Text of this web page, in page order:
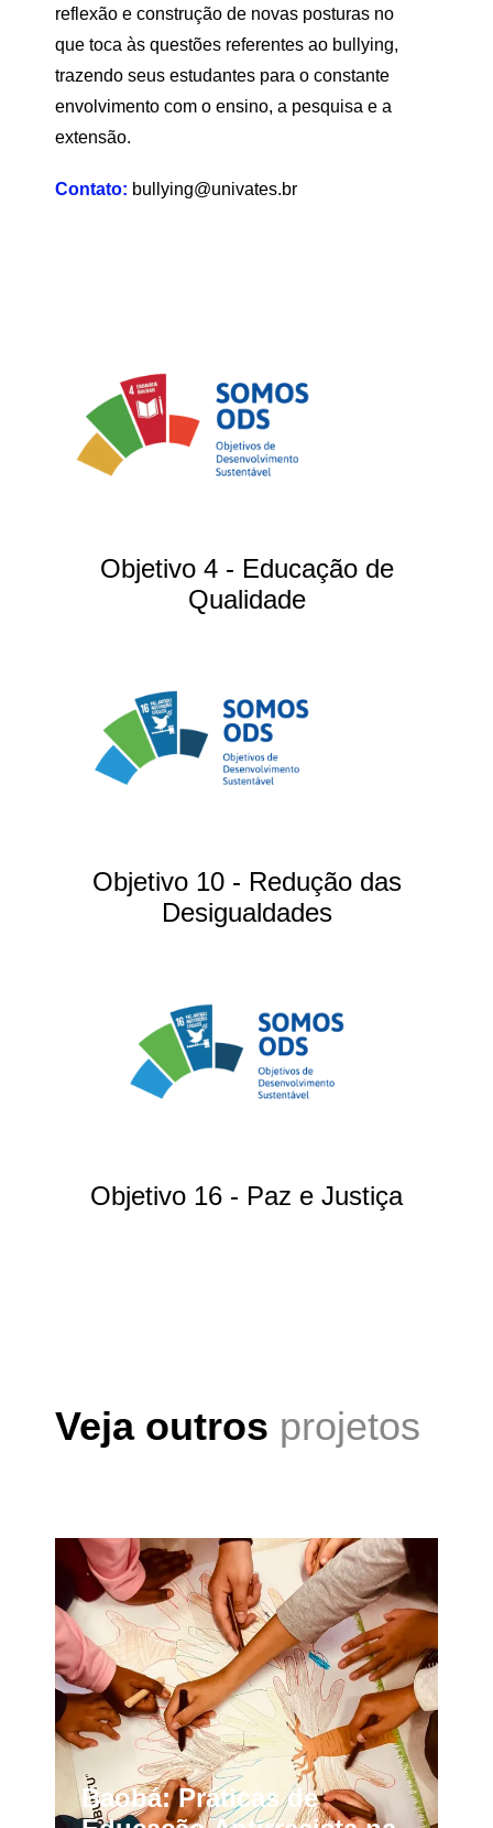
reflexão e construção de novas posturas no
que toca às questões referentes ao bullying,
trazendo seus estudantes para o constante
envolvimento com o ensino, a pesquisa e a
extensão.
Contato: bullying@univates.br
Objetivo 4 - Educação de
Qualidade
Objetivo 10 - Redução das
Desigualdades
Objetivo 16 - Paz e Justiça
Veja outros projetos
Baobá: Práticas de